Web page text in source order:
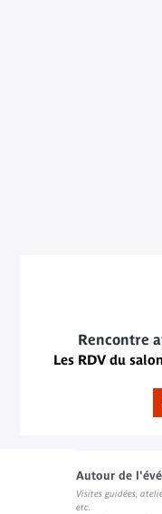
Rencontre
Les RDV du
Autour de
Visites guidées,
etc.